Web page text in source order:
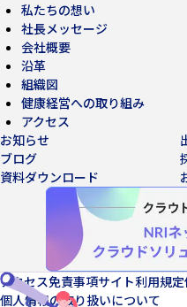
私たちの想い
社長メッセージ
会社概要
沿革
組織図
健康経営への取り組み
アクセス
お知らせ
ブログ
資料ダウンロード
アクセス免責事項サイト利用規定
個人情報の取り扱いについて